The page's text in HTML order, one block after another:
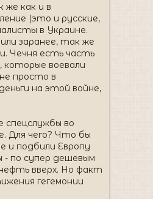
же как и в
(это и русские,
в Украине.
заранее, так же
Чечня есть часть
воевали
просто в
на этой войне,
спецслужбы во
Для чего? Что бы
и подбили Европу
- по супер дешевым
вверх. Но факт
гегемонии